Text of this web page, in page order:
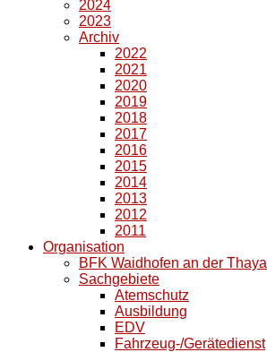
2024
2023
Archiv
2022
2021
2020
2019
2018
2017
2016
2015
2014
2013
2012
2011
Organisation
BFK Waidhofen an der Thaya
Sachgebiete
Atemschutz
Ausbildung
EDV
Fahrzeug-/Gerätedienst